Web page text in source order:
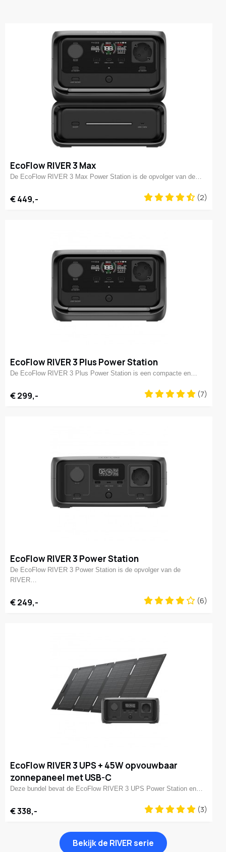
EcoFlow RIVER 3 Max
De EcoFlow RIVER 3 Max Power Station is de opvolger van de…
€ 449,- (2)
EcoFlow RIVER 3 Plus Power Station
De EcoFlow RIVER 3 Plus Power Station is een compacte en…
€ 299,- (7)
EcoFlow RIVER 3 Power Station
De EcoFlow RIVER 3 Power Station is de opvolger van de
RIVER…
€ 249,- (6)
EcoFlow RIVER 3 UPS + 45W opvouwbaar
zonnepaneel met USB-C
Deze bundel bevat de EcoFlow RIVER 3 UPS Power Station en…
€ 338,- (3)
Bekijk de RIVER serie